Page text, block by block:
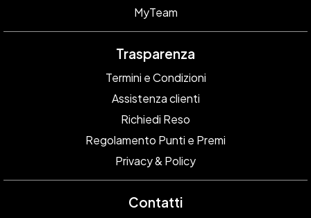
MyTeam
Trasparenza
Termini e Condizioni
Assistenza clienti
Richiedi Reso
Regolamento Punti e Premi
Privacy & Policy
Contatti